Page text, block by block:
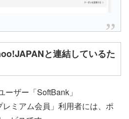
と連結しているた
ザー「SoftBank」
レミアム会員」利用者には、ポ